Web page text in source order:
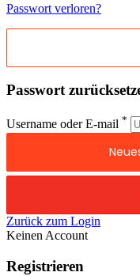
Passwort verloren?
Passwort
Username oder E-mail *
Zurück zum Login
Keinen Account
Registrieren